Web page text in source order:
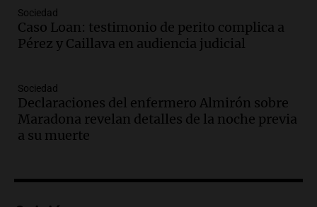
tras fuertes vientos
Panorama Federal
Episodios
economía mejorará el próximo año
Amamos Argentina
Episodios
ley de propiedad privada
Sociedad
Caso Loan: testimonio de perito complica a
Pérez y Caillava en audiencia judicial
Sociedad
Declaraciones del enfermero Almirón sobre
Maradona revelan detalles de la noche previa
a su muerte